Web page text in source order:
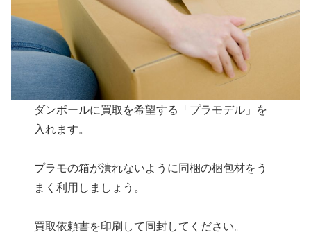
ダンボールに買取を希望する「プラモデル」を
入れます。
プラモの箱が潰れないように同梱の梱包材をう
まく利用しましょう。
買取依頼書を印刷して同封してください。